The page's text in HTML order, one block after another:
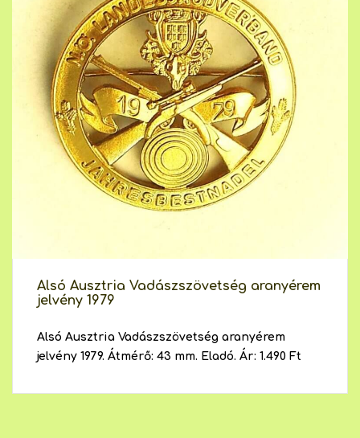
Alsó Ausztria Vadászszövetség aranyérem
jelvény 1979
Alsó Ausztria Vadászszövetség aranyérem
jelvény 1979. Átmérő: 43 mm. Eladó. Ár: 1.490 Ft